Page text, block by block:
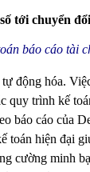
tới chuyển
báo cáo tài
động hóa.
quy trình kế
báo cáo của
toán hiện đại
cường minh